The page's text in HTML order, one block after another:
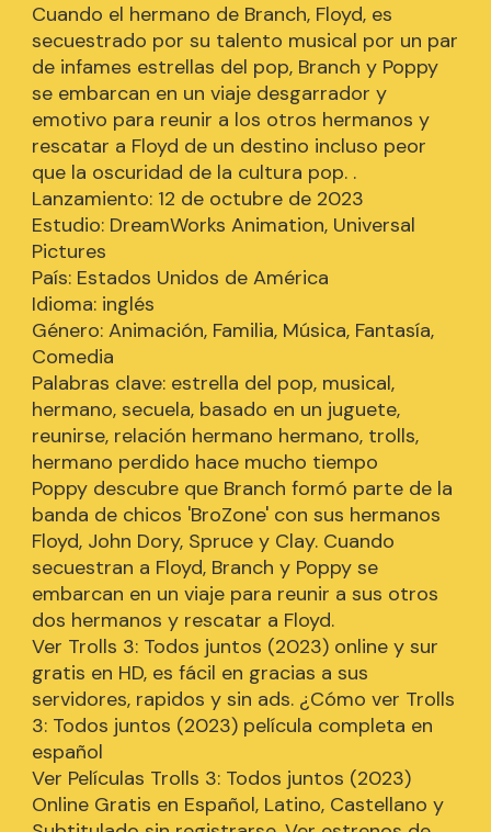
Cuando el hermano de Branch, Floyd, es
secuestrado por su talento musical por un par
de infames estrellas del pop, Branch y Poppy
se embarcan en un viaje desgarrador y
emotivo para reunir a los otros hermanos y
rescatar a Floyd de un destino incluso peor
que la oscuridad de la cultura pop. .
Lanzamiento: 12 de octubre de 2023
Estudio: DreamWorks Animation, Universal
Pictures
País: Estados Unidos de América
Idioma: inglés
Género: Animación, Familia, Música, Fantasía,
Comedia
Palabras clave: estrella del pop, musical,
hermano, secuela, basado en un juguete,
reunirse, relación hermano hermano, trolls,
hermano perdido hace mucho tiempo
Poppy descubre que Branch formó parte de la
banda de chicos 'BroZone' con sus hermanos
Floyd, John Dory, Spruce y Clay. Cuando
secuestran a Floyd, Branch y Poppy se
embarcan en un viaje para reunir a sus otros
dos hermanos y rescatar a Floyd.
Ver Trolls 3: Todos juntos (2023) online y sur
gratis en HD, es fácil en gracias a sus
servidores, rapidos y sin ads. ¿Cómo ver Trolls
3: Todos juntos (2023) película completa en
español
Ver Películas Trolls 3: Todos juntos (2023)
Online Gratis en Español, Latino, Castellano y